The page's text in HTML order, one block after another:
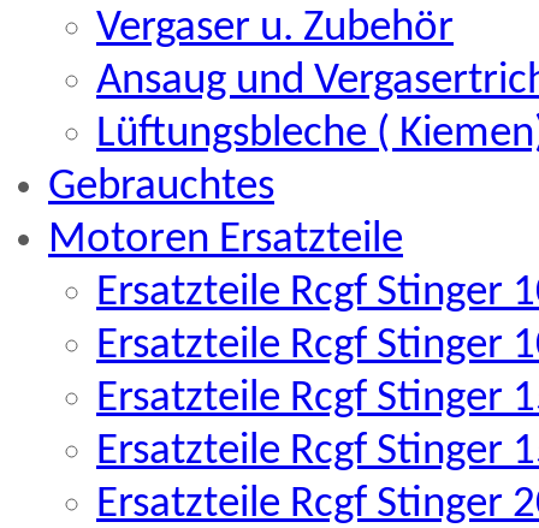
Vergaser u. Zubehör
Ansaug und
Lüftungsbleche (
Gebrauchtes
Motoren Ersatzteile
Ersatzteile Rcgf Stinger
Ersatzteile Rcgf Stinger
Ersatzteile Rcgf Stinger
Ersatzteile Rcgf Stinger
Ersatzteile Rcgf Stinger